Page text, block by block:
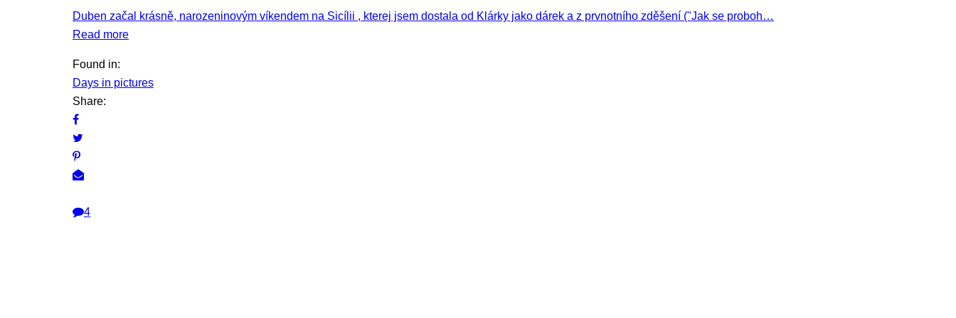
Duben začal krásně, narozeninovým víkendem na Sicílii , kterej jsem dostala od Klárky jako dárek a z prvnotního zděšení ("Jak se proboh…
Read more
Found in:
Days in pictures
Share:
4